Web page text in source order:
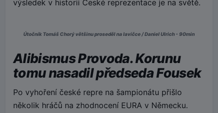
výsledek v historii České reprezentace je na světě.
Útočník Tomáš Chorý většinu proseděl na lavičce / Daniel Ulrich - 90min
Alibismus Provoda. Korunu
tomu nasadil předseda Fousek
Po vyhoření české repre na šampionátu přišlo
několik hráčů na zhodnocení EURA v Německu.